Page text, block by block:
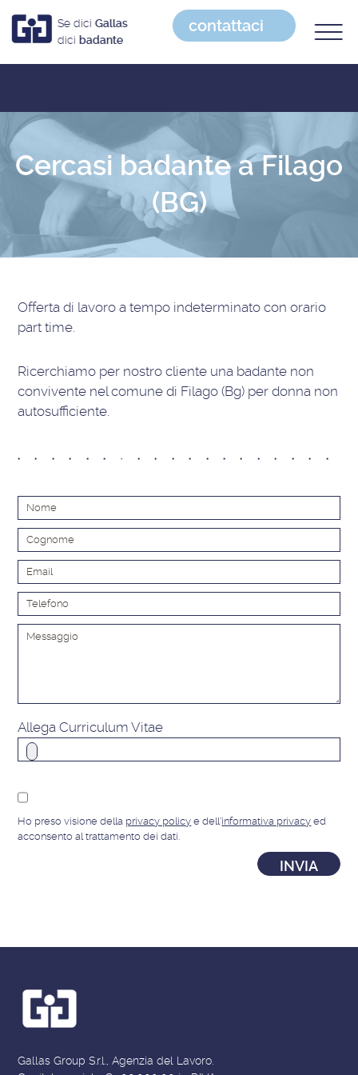
Se dici Gallas
dici badante
contattaci
Cercasi badante a Filago
(BG)
Offerta di lavoroa tempo indeterminato con orario
part time
Ricerchiamo per nostro cliente una badante non
convivente nel comune di Filago (Bg) per donna non
autosufficiente.
Allega Curriculum Vitae
Ho preso visione della privacy policy e dell'informativa privacy ed
acconsento al trattamento dei dati.
Gallas Group S.r.l., Agenzia del Lavoro.